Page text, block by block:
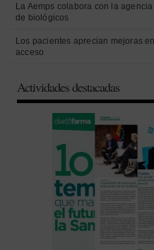
La Aemps colabora con la
de biológicos
Los pacientes aprecian mejoras
acceso
Actividades destacadas